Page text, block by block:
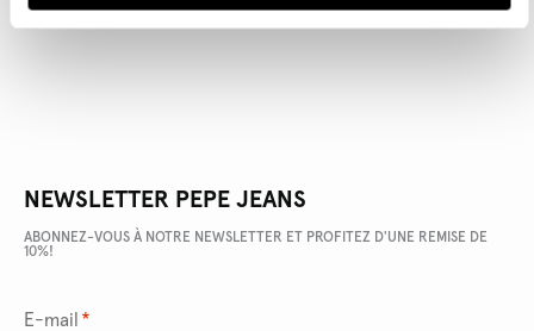
NEWSLETTER PEPE JEANS
ABONNEZ-VOUS À NOTRE NEWSLETTER ET PROFITEZ D'UNE REMISE DE
10%!
E-mail *